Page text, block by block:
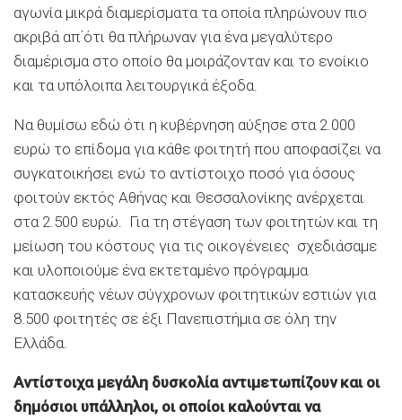
αγωνία μικρά διαμερίσματα τα οποία πληρώνουν πιο
ακριβά απ΄ότι θα πλήρωναν για ένα μεγαλύτερο
διαμέρισμα στο οποίο θα μοιράζονταν και το ενοίκιο
και τα υπόλοιπα λειτουργικά έξοδα.
Να θυμίσω εδώ ότι η κυβέρνηση αύξησε στα 2.000
ευρώ το επίδομα για κάθε φοιτητή που αποφασίζει να
συγκατοικήσει ενώ το αντίστοιχο ποσό για όσους
φοιτούν εκτός Αθήνας και Θεσσαλονίκης ανέρχεται
στα 2.500 ευρώ. Για τη στέγαση των φοιτητών και τη
μείωση του κόστους για τις οικογένειες σχεδιάσαμε
και υλοποιούμε ένα εκτεταμένο πρόγραμμα
κατασκευής νέων σύγχρονων φοιτητικών εστιών για
8.500 φοιτητές σε έξι Πανεπιστήμια σε όλη την
Ελλάδα.
Αντίστοιχα μεγάλη δυσκολία αντιμετωπίζουν και οι
δημόσιοι υπάλληλοι, οι οποίοι καλούνται να